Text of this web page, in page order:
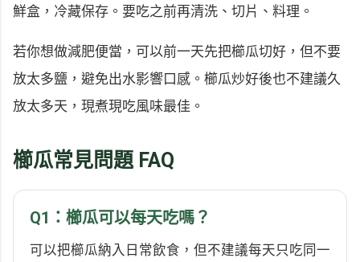
鮮盒，冷藏保存。要吃之前再清洗、切片、料理。
若你想做減肥便當，可以前一天先把櫛瓜切好，但不要
放太多鹽，避免出水影響口感。櫛瓜炒好後也不建議久
放太多天，現煮現吃風味最佳。
櫛瓜常見問題 FAQ
Q1：櫛瓜可以每天吃嗎？
可以把櫛瓜納入日常飲食，但不建議每天只吃同一